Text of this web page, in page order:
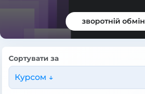
зворотній обмін
Сортувати за
Курсом ↓